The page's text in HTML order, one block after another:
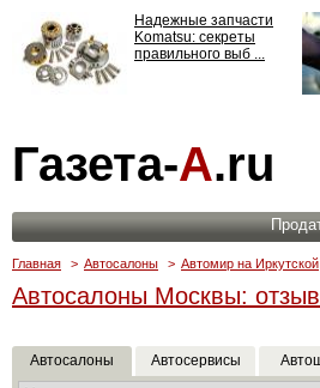
Надежные запчасти
Komatsu: секреты
правильного выб ...
ответственности: все,
что нужно знать ...
Газета-А.ru
Главная > Автосалоны > Автомир на Иркутской
Автосалоны Москвы:
Автосалоны Автосервисы